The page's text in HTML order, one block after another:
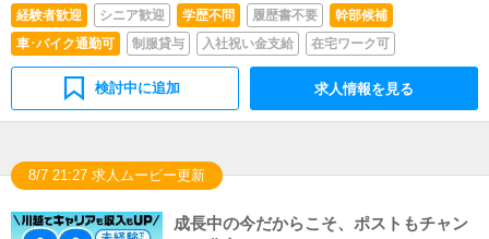
経験者歓迎
シニア歓迎 学歴不問 履歴書不要
幹部候補
車･バイク通勤可
制服貸与 入社祝い金支給 在宅ワーク可
検討中に追加 求人情報を見る
8/7 21:27 求人ムービー更新
成長中の今だからこそ、ポストもチャン